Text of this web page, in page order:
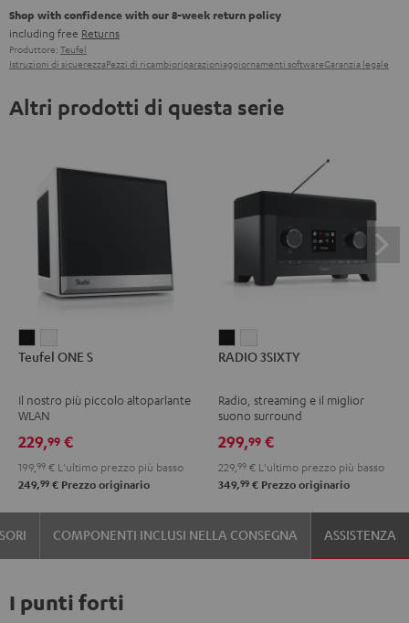
Shop with confidence with our 8-week return policy
including free Returns
Produttore: Teufel
Istruzioni di sicuerezzaPezzi di ricambioriparazioniaggiornamenti softwareGaranzia legale
Altri prodotti di questa serie
ONE
Nero
ONE
Bianco
Teufel ONE S
Il nostro più piccolo altoparlante
WLAN
229,99 €
199, 99 € L'ultimo prezzo più basso
249,99 € Prezzo originario
3SIXTY3SIXTY
RADIO 3SIXTY
Radio, streaming e il miglior
suono surround
299,99 €
229, 99 € L'ultimo prezzo più basso
349,99 € Prezzo originario
COMPONENTI INCLUSI NELLA CONSEGNA ASSISTENZA
I punti forti